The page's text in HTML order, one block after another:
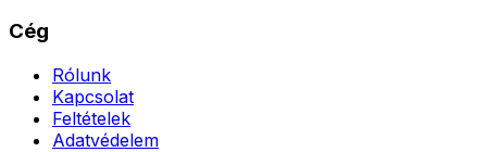
Cég
Rólunk
Kapcsolat
Feltételek
Adatvédelem